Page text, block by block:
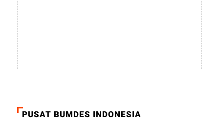
PUSAT BUMDES INDONESIA